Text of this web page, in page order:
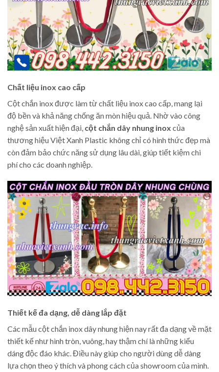
Chất liệu inox cao cấp
Cột chắn inox được làm từ chất liệu inox cao cấp, mang lại
độ bền và khả năng chống ăn mòn hiệu quả. Nhờ vào công
nghệ sản xuất hiện đại, cột chắn dây nhung inox của
thương hiệu Việt Xanh Plastic không chỉ có hình thức đẹp mà
còn đảm bảo chức năng sử dụng lâu dài, giúp tiết kiệm chi
phí cho các doanh nghiệp.
Thiết kế đa dạng, dễ dàng lắp đặt
Các mẫu cột chắn inox dây nhung hiện nay rất đa dạng về mặt
thiết kế như hình tròn, vuông, hay thậm chí là những kiểu
dáng độc đáo khác. Điều này giúp cho người dùng dễ dàng
lựa chọn theo ý thích và phong cách của showroom của mình.